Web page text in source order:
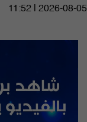
11:52 | 2026-08-05